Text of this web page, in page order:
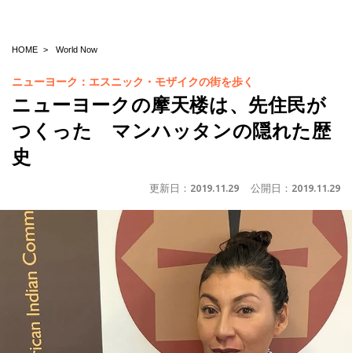
HOME World Now
ニューヨーク：エスニック・モザイクの街を歩く
ニューヨークの摩天楼は、先住民が
つくった マンハッタンの隠れた歴
史
更新日： 2019.11.29 公開日： 2019.11.29